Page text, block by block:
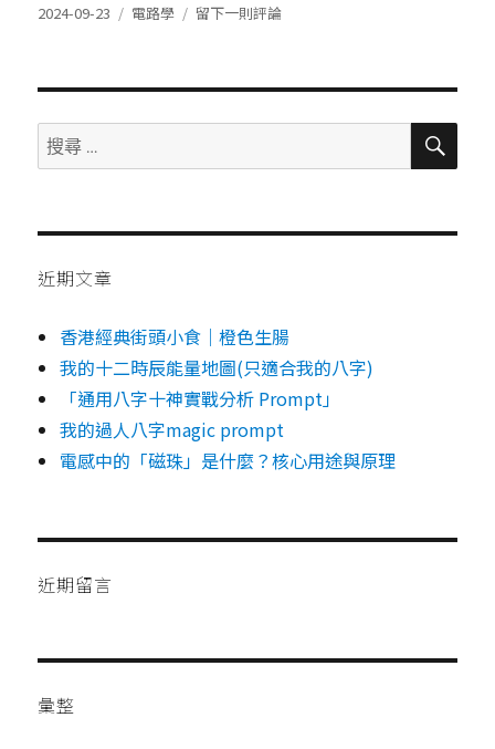
發
2024-09-23
分
電路學 留下一則評論在
的
準
搜
尋：
搜
近期文章
香港經典街頭小食｜橙色生腸
我的十二時辰能量地圖(只適合我的八字)
「通用八字十神實戰分析 Prompt」
我的過人八字magic prompt
電感中的「磁珠」是什麼？核心用途與原理
近期留言
彙整